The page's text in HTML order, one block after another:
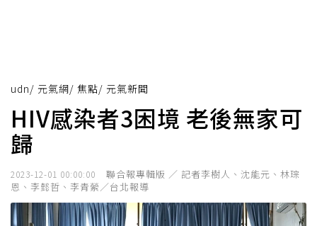
udn/ 元氣網/ 焦點/ 元氣新聞
HIV感染者3困境 老後無家可
歸
2023-12-01 00:00:00
聯合報專輯版 ／ 記者李樹人、沈能元、林琮
恩、李懿哲、李青縈／台北報導